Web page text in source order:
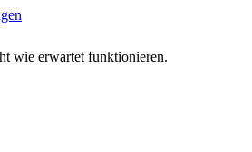
wie erwartet funktionieren.